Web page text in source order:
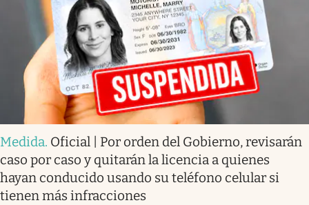
Medida. Oficial | Por orden del Gobierno, revisarán
caso por caso y quitarán la licencia a quienes
hayan conducido usando su teléfono celular si
tienen más infracciones